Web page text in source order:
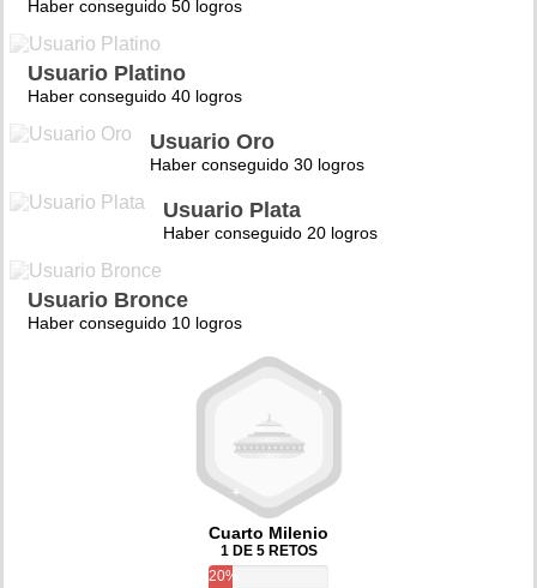
Haber conseguido 50 logros
Usuario Platino
Haber conseguido 40 logros
Usuario Oro
Haber conseguido 30 logros
Usuario Plata
Haber conseguido 20 logros
Usuario Bronce
Haber conseguido 10 logros
Cuarto Milenio
1 DE 5 RETOS
20%